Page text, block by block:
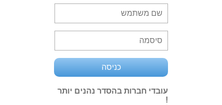
עובדי חברות בהסדר נהנים יותר
!